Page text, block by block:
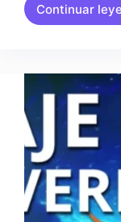
Continuar
DEL